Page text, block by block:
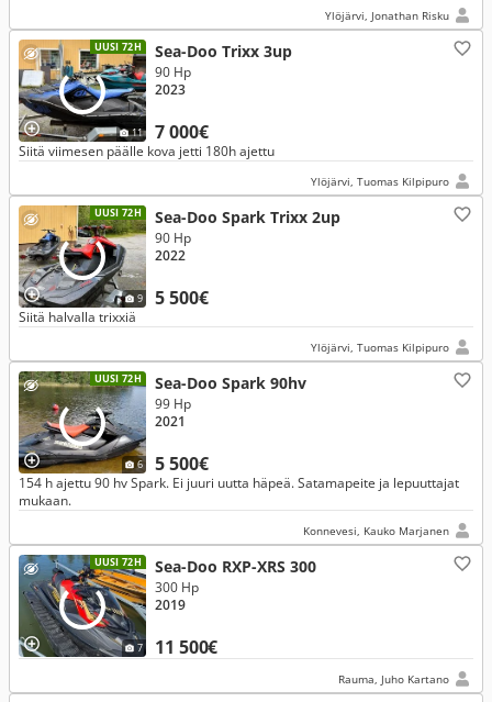
Ylöjärvi, Jonathan Risku
UUSI 72H
11
Sea-Doo Trixx 3up
7 000€
90 Hp
2023
Siitä viimesen päälle kova jetti 180h ajettu
Ylöjärvi, Tuomas Kilpipuro
UUSI 72H
9
Sea-Doo Spark Trixx 2up
5 500€
90 Hp
2022
Siitä halvalla trixxiä
Ylöjärvi, Tuomas Kilpipuro
UUSI 72H
6
Sea-Doo Spark 90hv
5 500€
99 Hp
2021
154 h ajettu 90 hv Spark. Ei juuri uutta häpeä. Satamapeite ja lepuuttajat
mukaan.
Konnevesi, Kauko Marjanen
UUSI 72H
7
Sea-Doo RXP-XRS 300
11 500€
300 Hp
2019
Rauma, Juho Kartano